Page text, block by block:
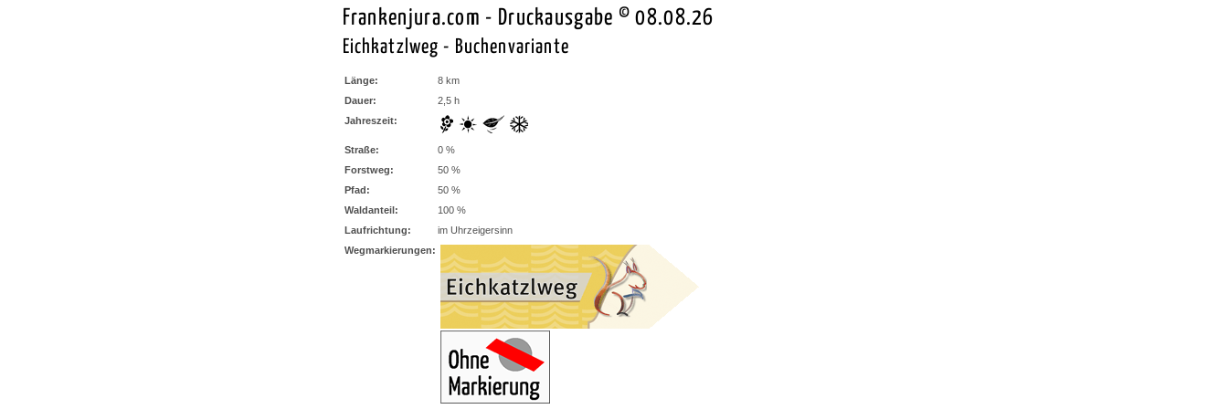
Frankenjura.com - Druckausgabe © 08.08.26
Eichkatzlweg - Buchenvariante
Länge:
8 km
Dauer:
2,5 h
Jahreszeit:
Straße:
0 %
Forstweg:
50 %
Pfad:
50 %
Waldanteil:
100 %
Laufrichtung:
im Uhrzeigersinn
Wegmarkierungen: